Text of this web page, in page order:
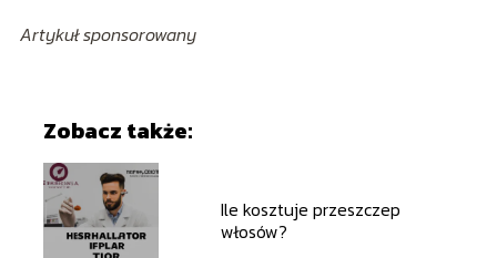
Artykuł sponsorowany
Zobacz także:
Ile kosztuje przeszczep
włosów?